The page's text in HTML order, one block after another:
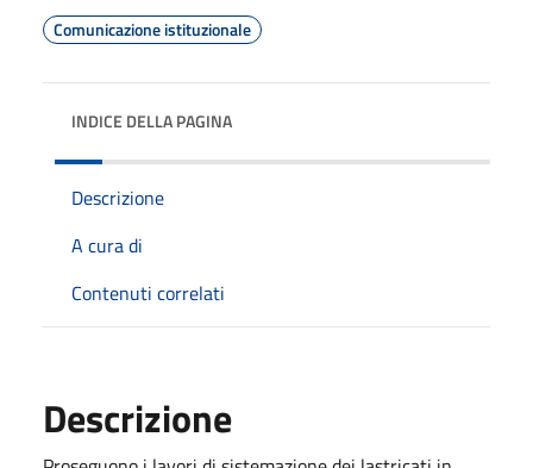
Comunicazione istituzionale
INDICE DELLA PAGINA
Descrizione
A cura di
Contenuti correlati
Descrizione